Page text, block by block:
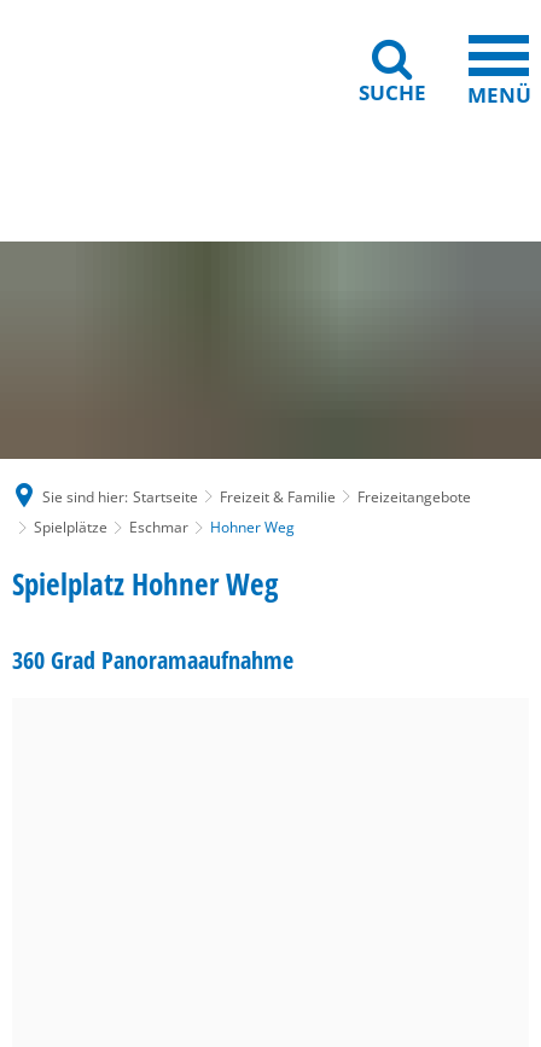
SUCHE MENÜ
Sie sind hier: Startseite Freizeit & Familie
Freizeitangebote
Spielplätze
Eschmar Hohner Weg
Hohner
Spielplatz Hohner Weg
360 Grad Panoramaaufnahme